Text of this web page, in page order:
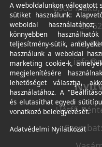
6900
06-
06-
Hétfő-
A weboldalunkon válogatott
sütiket használunk:
weboldal
könnyebben
teljesítmény-sütik,
használunk a weboldal
marketing cookie-k,
megjelenítésére
lehetőséget választja,
használatához. A
és elutasíthat egyedi
vonatkozó beleegyezését.
Adatvédelmi Nyilatkozat